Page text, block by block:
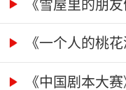
《一个人的桃
《中国剧本大